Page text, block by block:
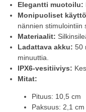
Elegantti muotoilu:
Monipuoliset
nännien stimulointiin
Materiaalit:
Ladattava akku: 50
minuuttia.
IPX6-vesitiiviys:
Mitat:
Pituus: 10,5 cm
Paksuus: 2,1 cm